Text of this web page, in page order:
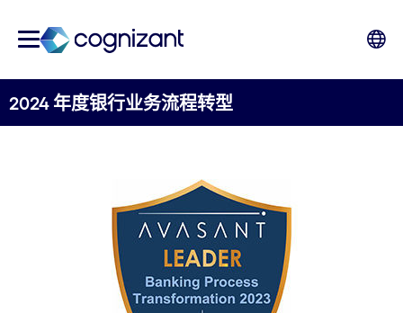
2024 年度银行业务流程转型